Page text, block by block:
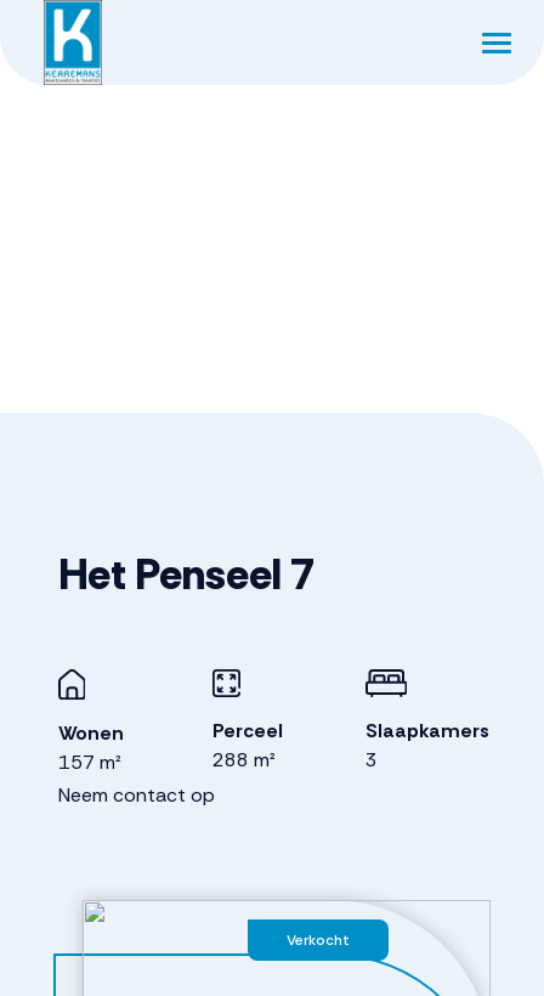
Verkocht
Het Penseel7
Wonen
157 m²
Perceel
288 m²
Slaapkamers
3
Neem contact op